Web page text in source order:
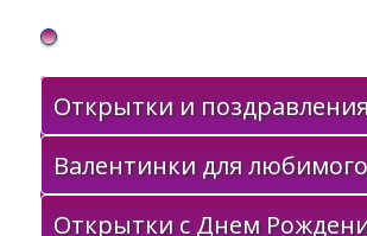
Gif Открытки в подарок
Открытки и
Валентинки для
Открытки с Днем